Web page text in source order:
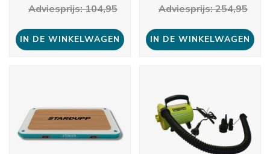
Adviesprijs: 104,95
IN DE WINKELWAGEN
Adviesprijs: 254,95
IN DE WINKELWAGEN